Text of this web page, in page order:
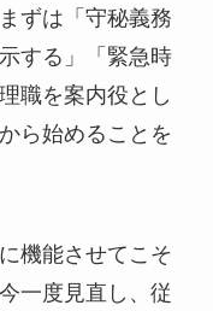
ずは「守秘義務
する」「緊急時
職を案内役とし
ら始めることを
機能させてこそ
一度見直し、従